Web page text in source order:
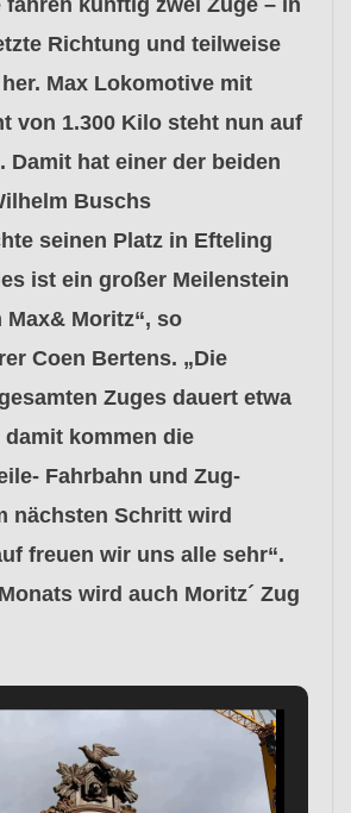
fahren künftig zwei Züge – in
Richtung und teilweise
Max Lokomotive mit
von 1.300 Kilo steht nun auf
Damit hat einer der beiden
Buschs
seinen Platz in Efteling
ist ein großer Meilenstein
Moritz“, so
Coen Bertens. „Die
Zuges dauert etwa
damit kommen die
Fahrbahn und Zug-
nächsten Schritt wird
freuen wir uns alle sehr“.
wird auch Moritz´ Zug